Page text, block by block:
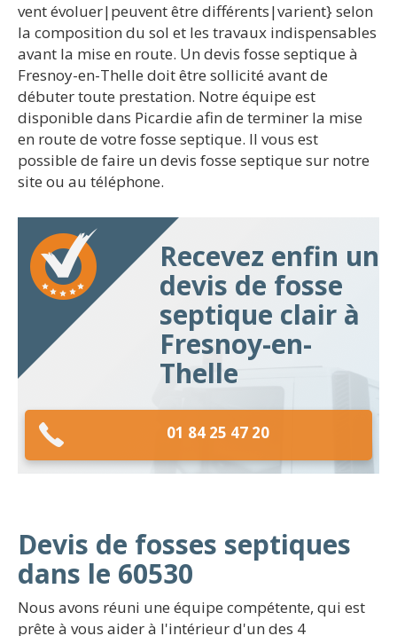
vent évoluer|peuvent être différents|varient} selon
la composition du sol et les travaux indispensables
avant la mise en route. Un devis fosse septique à
Fresnoy-en-Thelle doit être sollicité avant de
débuter toute prestation. Notre équipe est
disponible dans Picardie afin de terminer la mise
en route de votre fosse septique. Il vous est
possible de faire un devis fosse septique sur notre
site ou au téléphone.
Recevez enfin un
devis de fosse
septique clair à
Fresnoy-en-
Thelle
01 84 25 47 20
Devis de fosses septiques
dans le 60530
Nous avons réuni une équipe compétente, qui est
prête à vous aider à l'intérieur d'un des 4